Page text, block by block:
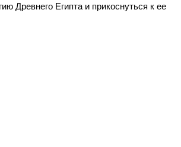
Древнего Египта и прикоснуться к ее